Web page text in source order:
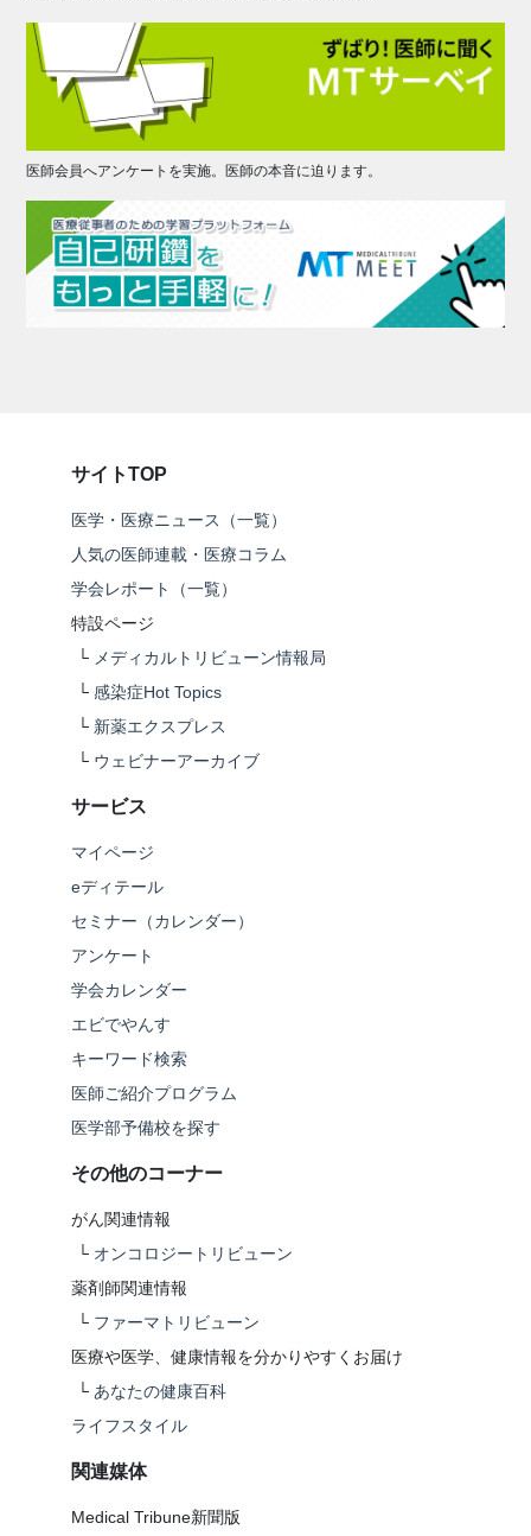
医師会員へアンケートを実施。医師の本音に迫ります。
サイトTOP
医学・医療ニュース（一覧）
人気の医師連載・医療コラム
学会レポート（一覧）
特設ページ
└ メディカルトリビューン情報局
└ 感染症Hot Topics
└ 新薬エクスプレス
└ ウェビナーアーカイブ
サービス
マイページ
eディテール
セミナー（カレンダー）
アンケート
学会カレンダー
エビでやんす
キーワード検索
医師ご紹介プログラム
医学部予備校を探す
その他のコーナー
がん関連情報
└ オンコロジートリビューン
薬剤師関連情報
└ ファーマトリビューン
医療や医学、健康情報を分かりやすくお届け
└ あなたの健康百科
ライフスタイル
関連媒体
Medical Tribune新聞版